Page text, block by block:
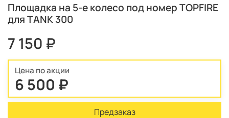
Площадка на 5-е колесо под номер TOPFIRE
для TANK 300
7 150 ₽
Цена по акции
6 500 ₽
Предзаказ